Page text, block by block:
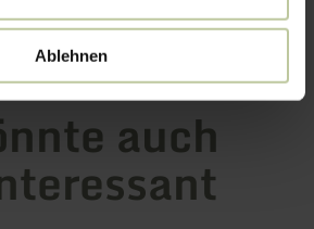
Ablehnen
auch